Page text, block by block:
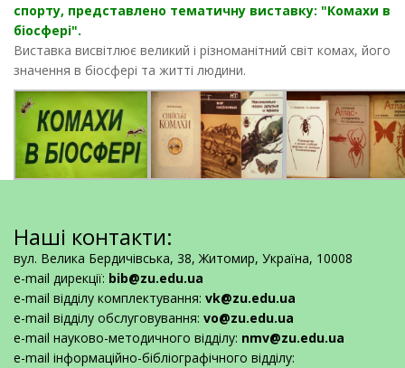
спорту, представлено тематичну виставку: "Комахи в
біосфері".
Виставка висвітлює великий і різноманітний світ комах, його
значення в біосфері та житті людини.
Наші контакти:
вул. Велика Бердичівська, 38, Житомир, Україна, 10008
e-mail дирекції: bib@zu.edu.ua
e-mail відділу комплектування: vk@zu.edu.ua
e-mail відділу обслуговування: vo@zu.edu.ua
e-mail науково-методичного відділу: nmv@zu.edu.ua
e-mail інформаційно-бібліографічного відділу: